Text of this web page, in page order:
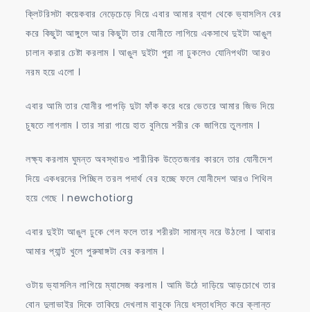
ক্লিটরিসটা কয়েকবার নেড়েচেড়ে দিয়ে এবার আমার ব্যাগ থেকে ভ্যাসলিন বের
করে কিছুটা আঙ্গুলে আর কিছুটা তার যোনীতে লাগিয়ে একসাথে দুইটা আঙুল
চালান করার চেষ্টা করলাম । আঙুল দুইটা পুরা না ঢুকলেও যোনিপথটা আরও
নরম হয়ে এলো ।
এবার আমি তার যোনীর পাপড়ি দুটা ফাঁক করে ধরে ভেতরে আমার জিভ দিয়ে
চুষতে লাগলাম । তার সারা গায়ে হাত বুলিয়ে শরীর কে জাগিয়ে তুললাম ।
লক্ষ্য করলাম ঘুমন্ত অবস্থায়ও শারীরিক উত্তেজনার কারনে তার যোনীদেশ
দিয়ে একধরনের পিচ্ছিল তরল পদার্থ বের হচ্ছে ফলে যোনীদেশ আরও শিথিল
হয়ে গেছে । newchotiorg
এবার দুইটা আঙুল ঢুকে গেল ফলে তার শরীরটা সামান্য নরে উঠলো । আবার
আমার প্যান্ট খুলে পুরুষাঙ্গটা বের করলাম ।
ওটায় ভ্যাসলিন লাগিয়ে ম্যাসেজ করলাম । আমি উঠে দাড়িয়ে আড়চোখে তার
বোন দুলাভাইর দিকে তাকিয়ে দেখলাম বাবুকে নিয়ে ধস্তাধস্তি করে ক্লান্ত